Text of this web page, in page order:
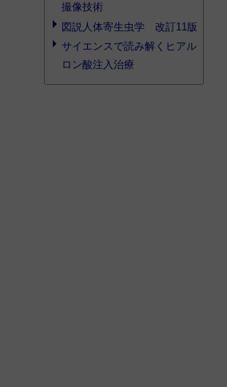
撮像技術
図説人体寄生虫学 改訂11版
サイエンスで読み解くヒアル
ロン酸注入治療